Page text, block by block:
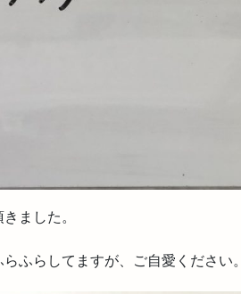
ました。
ふらしてますが、ご自愛ください。